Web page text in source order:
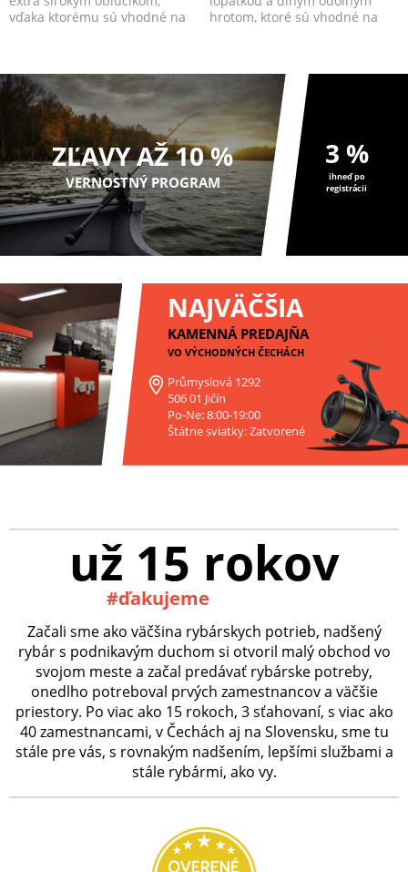
vďaka ktorému sú vhodné na
hrotom, ktoré sú vhodné na
ZĽAVY AŽ 10 %
VERNOSTNÝ PROGRAM
3 %
ihneď po
registrácii
NAJVÄČŠIA
KAMENNÁ PREDAJŇA
VO VÝCHODNÝCH ČECHÁCH
Průmyslová 1292
506 01 Jičín
Po-Ne: 8:00-19:00
Štátne sviatky: Zatvorené
už 15 rokov
#ďakujeme
Začali sme ako väčšina rybárskych potrieb, nadšený
rybár s podnikavým duchom si otvoril malý obchod vo
svojom meste a začal predávať rybárske potreby,
onedlho potreboval prvých zamestnancov a väčšie
priestory. Po viac ako 15 rokoch, 3 sťahovaní, s viac ako
40 zamestnancami, v Čechách aj na Slovensku, sme tu
stále pre vás, s rovnakým nadšením, lepšími službami a
stále rybármi, ako vy.